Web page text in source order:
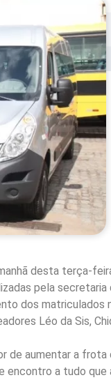
desta terça-
pela secretaria
dos matriculados
Léo da Sis,
de aumentar a frota
encontro a tudo que